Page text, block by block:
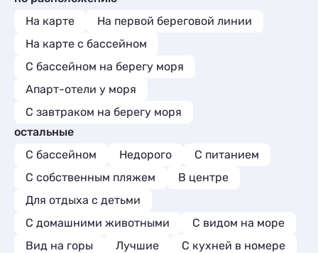
На карте
На первой береговой линии
На карте с бассейном
С бассейном на берегу моря
Апарт-отели у моря
С завтраком на берегу моря
остальные
С бассейном
Недорого
С питанием
С собственным пляжем
В центре
Для отдыха с детьми
С домашними животными
С видом на море
Вид на горы
Лучшие C кухней в номере